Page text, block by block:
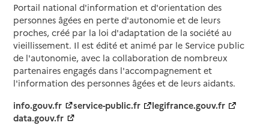
Portail national d'information et d'orientation des
personnes âgées en perte d'autonomie et de leurs
proches, créé par la loi d'adaptation de la société au
vieillissement. Il est édité et animé par le Service public
de l'autonomie, avec la collaboration de nombreux
partenaires engagés dans l'accompagnement et
l'information des personnes âgées et de leurs aidants.
info.gouv.fr
service-public.fr
legifrance.gouv.fr
data.gouv.fr